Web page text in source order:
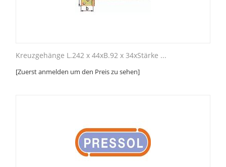
Kreuzgehänge L.242 x 44xB.92 x 34xStärke ...
[Zuerst anmelden um den Preis zu sehen]